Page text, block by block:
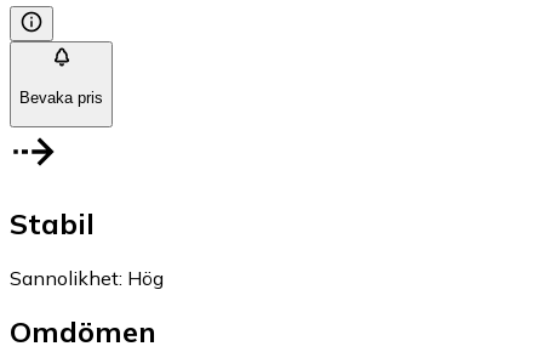
Bevaka pris
Stabil
Sannolikhet: Hög
Omdömen